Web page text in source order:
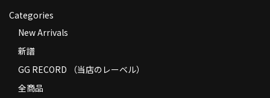
返品
コンディション
Privacy Policy
特定商取引法に基づく表示
Categories
New Arrivals
新譜
GG RECORD （当店のレーベル）
全商品